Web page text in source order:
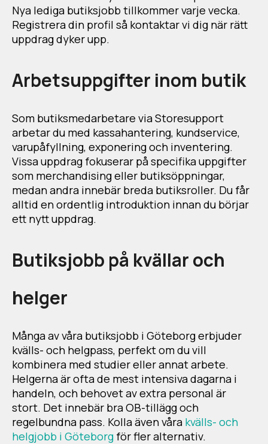
Nya lediga butiksjobb tillkommer varje vecka.
Registrera din profil så kontaktar vi dig när rätt
uppdrag dyker upp.
Arbetsuppgifter inom butik
Som butiksmedarbetare via Storesupport
arbetar du med kassahantering, kundservice,
varupåfyllning, exponering och inventering.
Vissa uppdrag fokuserar på specifika uppgifter
som merchandising eller butiksöppningar,
medan andra innebär breda butiksroller. Du får
alltid en ordentlig introduktion innan du börjar
ett nytt uppdrag.
Butiksjobb på kvällar och
helger
Många av våra butiksjobb i Göteborg erbjuder
kvälls- och helgpass, perfekt om du vill
kombinera med studier eller annat arbete.
Helgerna är ofta de mest intensiva dagarna i
handeln, och behovet av extra personal är
stort. Det innebär bra OB-tillägg och
regelbundna pass. Kolla även våra kvälls- och
helgjobb i Göteborg för fler alternativ.